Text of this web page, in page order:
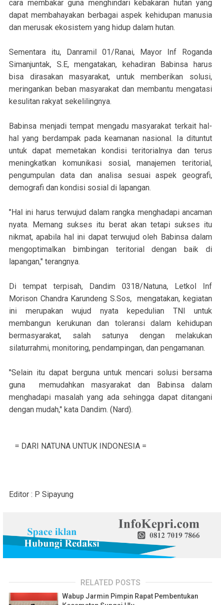
cara membakar guna menghindari kebakaran hutan yang
dapat membahayakan berbagai aspek kehidupan manusia
dan merusak ekosistem yang hidup dalam hutan.
Sementara itu, Danramil 01/Ranai, Mayor Inf Roganda
Simanjuntak, S.E, mengatakan, kehadiran Babinsa harus
bisa dirasakan masyarakat, untuk memberikan solusi,
meringankan beban masyarakat dan membantu mengatasi
kesulitan rakyat sekelilingnya.
Babinsa menjadi tempat mengadu masyarakat terkait hal-
hal yang berdampak pada keamanan nasional. Ia dituntut
untuk dapat memetakan kondisi teritorialnya dan terus
meningkatkan komunikasi sosial, manajemen teritorial,
pengumpulan data dan analisa sesuai aspek geografi,
demografi dan kondisi sosial di lapangan.
"Hal ini harus terwujud dalam rangka menghadapi ancaman
nyata. Memang sukses itu berat akan tetapi sukses itu
nikmat, apabila hal ini dapat terwujud oleh Babinsa dalam
mengoptimalkan bimbingan teritorial dengan baik di
lapangan," terangnya.
Di tempat terpisah, Dandim 0318/Natuna, Letkol Inf
Morison Chandra Karundeng S.Sos, mengatakan, kegiatan
ini merupakan wujud nyata kepedulian TNI untuk
membangun kerukunan dan toleransi dalam kehidupan
bermasyarakat, salah satunya dengan melakukan
silaturrahmi, monitoring, pendampingan, dan pengamanan.
"Selain itu dapat berguna untuk mencari solusi bersama
guna memudahkan masyarakat dan Babinsa dalam
menghadapi masalah yang ada sehingga dapat ditangani
dengan mudah," kata Dandim. (Nard).
= DARI NATUNA UNTUK INDONESIA =
Editor : P Sipayung
RELATED POSTS
Wabup Jarmin Pimpin Rapat Pembentukan